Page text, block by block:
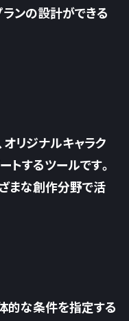
ンの設計ができる
リジナルキャラク
するツールです。
まな創作分野で活
的な条件を指定する